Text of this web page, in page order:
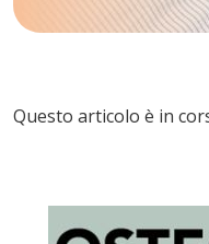
Questo articolo è in